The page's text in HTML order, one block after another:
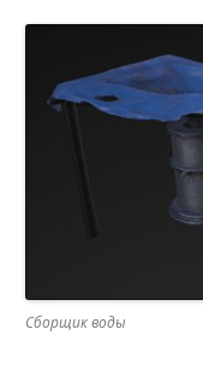
Сборщик воды